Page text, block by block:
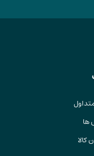
ها
کالا